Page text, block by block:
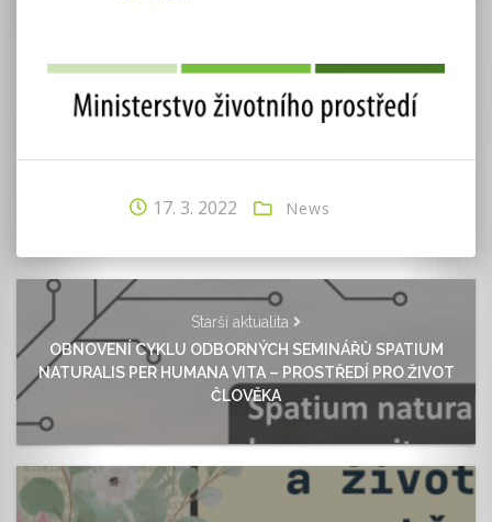
17. 3. 2022 News
Starší aktualita
OBNOVENÍ CYKLU ODBORNÝCH SEMINÁŘŮ SPATIUM
NATURALIS PER HUMANA VITA – PROSTŘEDÍ PRO ŽIVOT
ČLOVĚKA